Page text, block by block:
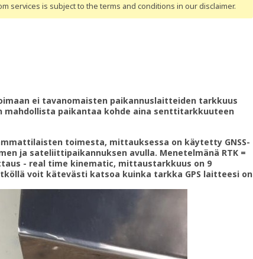
services is subject to the terms and conditions in our disclaimer.
ei tavanomaisten paikannuslaitteiden tarkkuus
paikantaa kohde aina senttitarkkuuteen
toimesta, mittauksessa on käytetty GNSS-
ja sateliittipaikannuksen avulla. Menetelmänä RTK =
- real time kinematic, mittaustarkkuus on 9
voit kätevästi katsoa kuinka tarkka GPS laitteesi on